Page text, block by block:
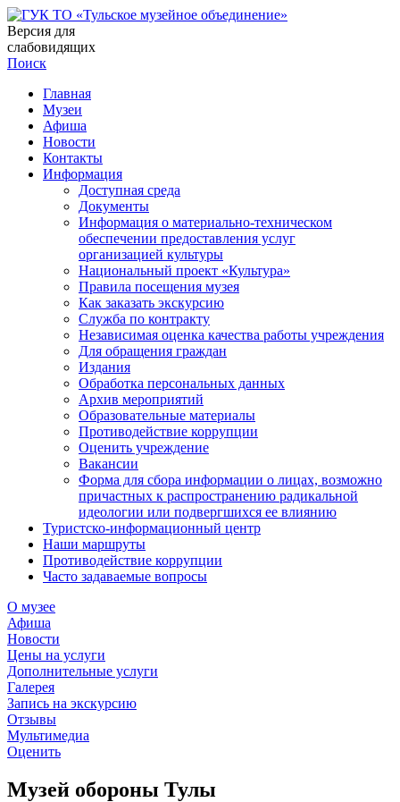
Версия для
слабовидящих
Поиск
Главная
Музеи
Афиша
Новости
Контакты
Информация
Доступная среда
Документы
Информация о материально-техническом
обеспечении предоставления услуг
организацией культуры
Национальный проект «Культура»
Правила посещения музея
Как заказать экскурсию
Служба по контракту
Независимая оценка качества работы учреждения
Для обращения граждан
Издания
Обработка персональных данных
Архив мероприятий
Образовательные материалы
Противодействие коррупции
Оценить учреждение
Вакансии
Форма для сбора информации о лицах, возможно
причастных к распространению радикальной
идеологии или подвергшихся ее влиянию
Туристско-информационный центр
Наши маршруты
Противодействие коррупции
Часто задаваемые вопросы
О музее
Афиша
Новости
Цены на услуги
Дополнительные услуги
Галерея
Запись на экскурсию
Отзывы
Мультимедиа
Оценить
Музей обороны Тулы